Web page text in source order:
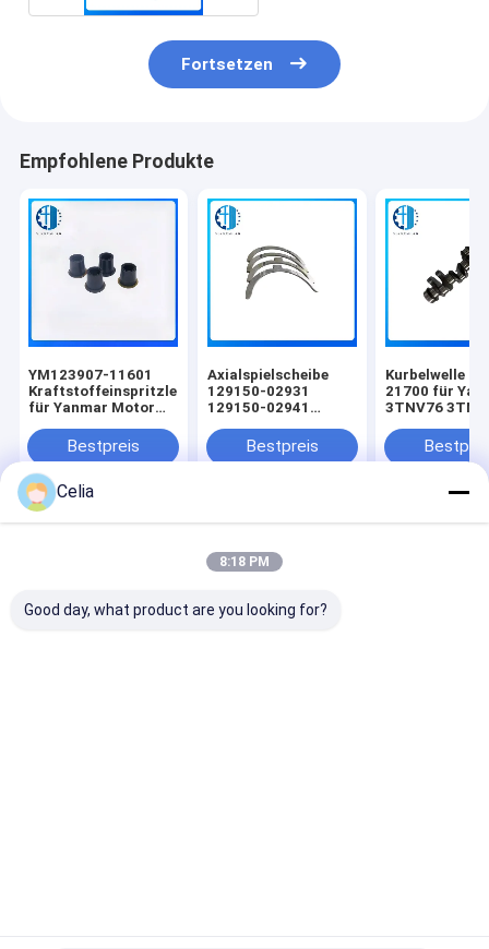
Fortsetzen
Empfohlene Produkte
YM123907-11601
Kraftstoffeinspritzleitungsdichtungen
für Yanmar Motor
4TNV98T 4TNV106
Bestpreis
Axialspielscheibe
129150-02931
129150-02941
Yanmar 4TNV84T
Bagger-Motorteile
Bestpreis
Kurbelwelle
21700 für
3TNV76
Spare Teile für
Gabelstapler
Startseite Über uns Kontakt
Desktop Site
Datenschutzerklärung
Reserved.
Celia
8:18 PM
Good day, what product are you looking for?